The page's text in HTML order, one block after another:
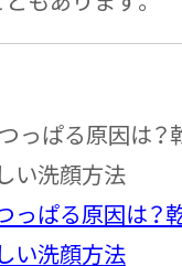
っぱる原因は？
い洗顔方法
っぱる原因は？
い洗顔方法